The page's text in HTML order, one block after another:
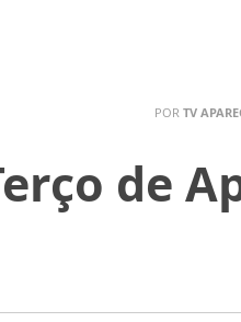
POR TV
de